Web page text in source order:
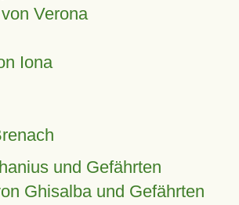
Verona
Iona
und Gefährten
Ghisalba und Gefährten